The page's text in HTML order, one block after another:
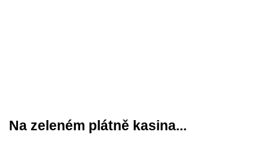
Na zeleném plátně kasina...